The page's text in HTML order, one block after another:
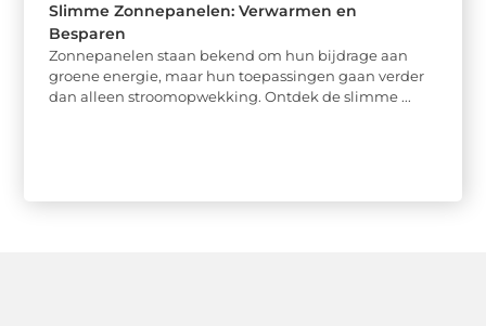
Slimme Zonnepanelen: Verwarmen en
Besparen
Zonnepanelen staan bekend om hun bijdrage aan
groene energie, maar hun toepassingen gaan verder
dan alleen stroomopwekking. Ontdek de slimme ...